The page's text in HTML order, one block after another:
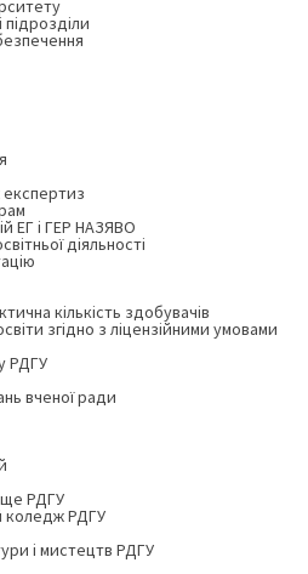
ЕГ і ГЕР НАЗЯВО
діяльності
кількість здобувачів
згідно з ліцензійними умовами
РДГУ
вченої ради
РДГУ
коледж РДГУ
і мистецтв РДГУ